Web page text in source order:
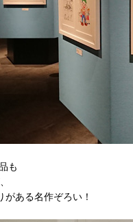
も
がある名作ぞろい！